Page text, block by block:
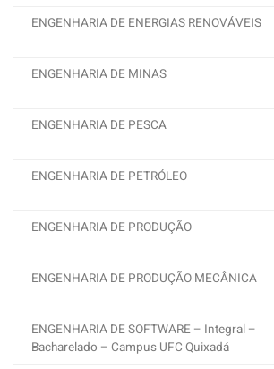
ENGENHARIA DE ENERGIAS RENOVÁVEIS
ENGENHARIA DE MINAS
ENGENHARIA DE PESCA
ENGENHARIA DE PETRÓLEO
ENGENHARIA DE PRODUÇÃO
ENGENHARIA DE PRODUÇÃO MECÂNICA
ENGENHARIA DE SOFTWARE – Integral –
Bacharelado – Campus UFC Quixadá